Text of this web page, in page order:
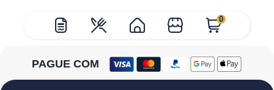
0
PAGUE COM